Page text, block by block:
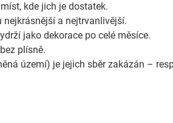
kde jich je dostatek.
a nejtrvanlivější.
jako dekorace po celé měsíce.
plísně.
území) je jejich sběr zakázán –